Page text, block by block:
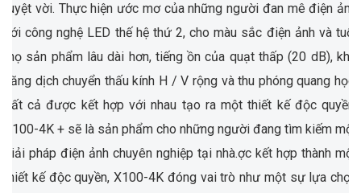
tuyệt vời. Thực hiện ước mơ của những người đan mê điện ảnh
với công nghệ LED thế hệ thứ 2, cho màu sắc điện ảnh và tuổi
thọ sản phẩm lâu dài hơn, tiếng ồn của quạt thấp (20 dB), khả
năng dịch chuyển thấu kính H / V rộng và thu phóng quang học.
Tất cả được kết hợp với nhau tạo ra một thiết kế độc quyền,
X100-4K + sẽ là sản phẩm cho những người đang tìm kiếm một
giải pháp điện ảnh chuyên nghiệp tại nhà.ợc kết hợp thành một
thiết kế độc quyền, X100-4K đóng vai trò như một sự lựa chọn